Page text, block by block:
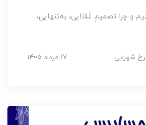
و چرا تصمیمِ عُقلایی، به‌تنهایی،
شهرابی 17 مرداد 1405